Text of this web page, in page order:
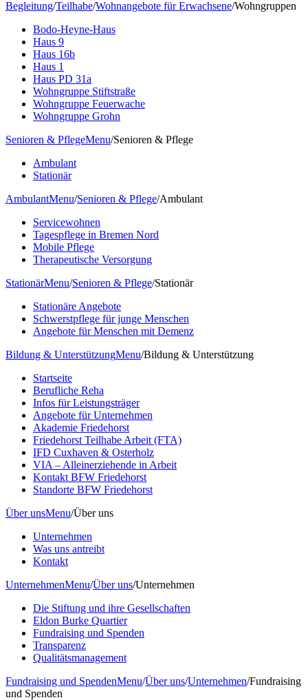
Begleitung/Teilhabe/Wohnangebote für Erwachsene/Wohngruppen
Bodo-Heyne-Haus
Haus 9
Haus 16b
Haus 1
Haus PD 31a
Wohngruppe Stiftstraße
Wohngruppe Feuerwache
Wohngruppe Grohn
Senioren & PflegeMenu/Senioren & Pflege
Ambulant
Stationär
AmbulantMenu/Senioren & Pflege/Ambulant
Servicewohnen
Tagespflege in Bremen Nord
Mobile Pflege
Therapeutische Versorgung
StationärMenu/Senioren & Pflege/Stationär
Stationäre Angebote
Schwerstpflege für junge Menschen
Angebote für Menschen mit Demenz
Bildung & UnterstützungMenu/Bildung & Unterstützung
Startseite
Berufliche Reha
Infos für Leistungsträger
Angebote für Unternehmen
Akademie Friedehorst
Friedehorst Teilhabe Arbeit (FTA)
IFD Cuxhaven & Osterholz
VIA – Alleinerziehende in Arbeit
Kontakt BFW Friedehorst
Standorte BFW Friedehorst
Über unsMenu/Über uns
Unternehmen
Was uns antreibt
Kontakt
UnternehmenMenu/Über uns/Unternehmen
Die Stiftung und ihre Gesellschaften
Eldon Burke Quartier
Fundraising und Spenden
Transparenz
Qualitätsmanagement
Fundraising und SpendenMenu/Über uns/Unternehmen/Fundraising
und Spenden